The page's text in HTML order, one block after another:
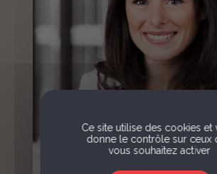
Ce site utilise des cookies et
donne le contrôle sur ceux
vous souhaitez activer